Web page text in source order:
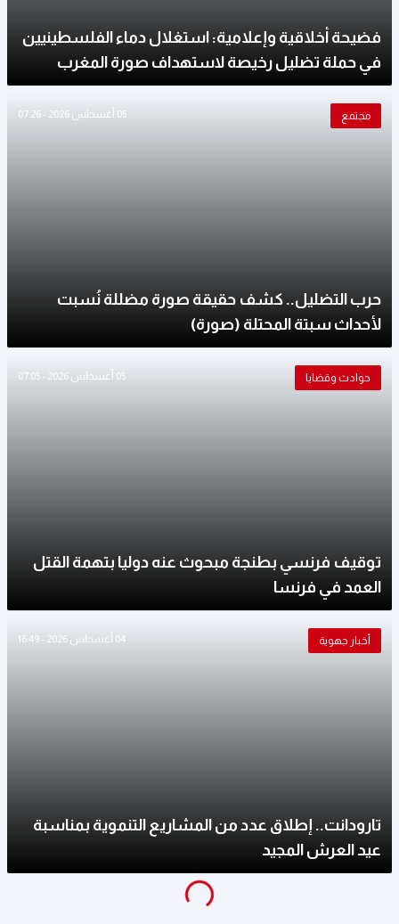
فضيحة أخلاقية وإعلامية: استغلال دماء الفلسطينيين
في حملة تضليل رخيصة لاستهداف صورة المغرب
مجتمع 05 أغسطس 2026 - 07:26
حرب التضليل.. كشف حقيقة صورة مضللة نُسبت
لأحداث سبتة المحتلة (صورة)
حوادث وقضايا 05 أغسطس 2026 - 07:05
توقيف فرنسي بطنجة مبحوث عنه دوليا بتهمة القتل
العمد في فرنسا
أخبار جهوية 04 أغسطس 2026 - 16:49
تارودانت.. إطلاق عدد من المشاريع التنموية بمناسبة
عيد العرش المجيد
g
...